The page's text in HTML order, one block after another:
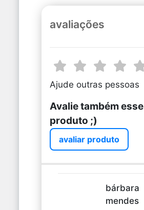
avaliações
Ajude outras pessoas
Avalie também esse
produto ;)
avaliar produto
bárbara
mendes